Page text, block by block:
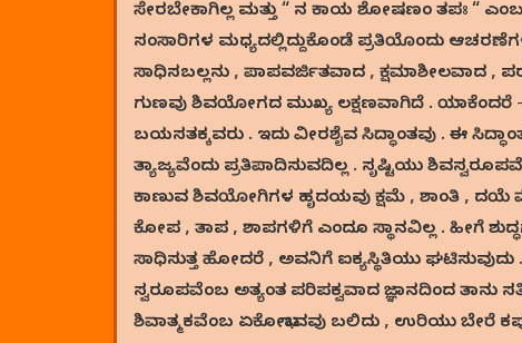
ಸೇರಬೇಕಾಗಿಲ್ಲ ಮತ್ತು “ ನ ಕಾಯ ಶೋಷಣಂ ತಪಃ “
ಸಂಸಾರಿಗಳ ಮಧ್ಯದಲ್ಲಿದ್ದುಕೊಂಡೆ ಪ್ರತಿಯೊಂದು
ಸಾಧಿಸಬಲ್ಲನು , ಪಾಪವರ್ಜಿತವಾದ , ಕ್ಷಮಾಶೀಲವಾದ ,
ಗುಣವು ಶಿವಯೋಗದ ಮುಖ್ಯ ಲಕ್ಷಣವಾಗಿದೆ .
ಬಯಸತಕ್ಕವರು . ಇದು ವೀರಶೈವ ಸಿದ್ಧಾಂತವು . ಈ
ತ್ಯಾಜ್ಯವೆಂದು ಪ್ರತಿಪಾದಿಸುವದಿಲ್ಲ . ಸೃಷ್ಟಿಯು
ಕಾಣುವ ಶಿವಯೋಗಿಗಳ ಹೃದಯವು ಕ್ಷಮೆ , ಶಾಂತಿ , ದಯೆ
ಕೋಪ , ತಾಪ , ಶಾಪಗಳಿಗೆ ಎಂದೂ ಸ್ಥಾನವಿಲ್ಲ . ಹೀಗೆ
ಸಾಧಿಸುತ್ತ ಹೋದರೆ , ಅವನಿಗೆ ಐಕ್ಯಸ್ಥಿತಿಯು
ಸ್ವರೂಪವೆಂಬ ಅತ್ಯಂತ ಪರಿಪಕ್ವವಾದ ಜ್ಞಾನದಿಂದ ತಾನು
ಶಿವಾತ್ಮಕವೆಂಬ ಏಕೋಭಾವವು ಬಲಿದು , ಉರಿಯು ಬೇರೆ